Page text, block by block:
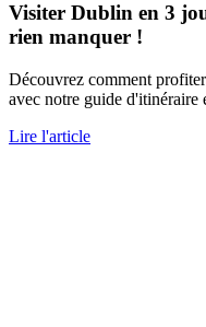
Visiter Dublin en 3
rien manquer !
Découvrez comment
avec notre guide d'itinéraire
Lire l'article